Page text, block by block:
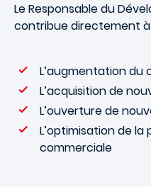
Le Responsable du
contribue directement à
L’augmentation du
L’acquisition de
L’ouverture de
L’optimisation de
commerciale